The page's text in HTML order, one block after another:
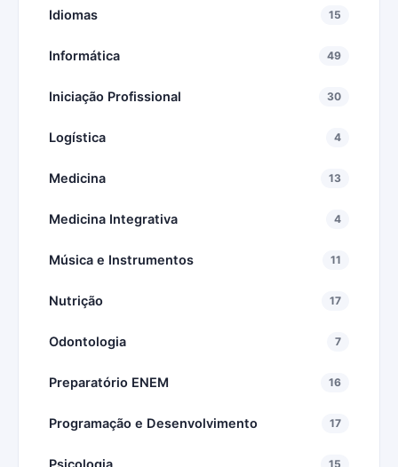
Idiomas 15
Informática 49
Iniciação Profissional 30
Logística 4
Medicina 13
Medicina Integrativa 4
Música e Instrumentos 11
Nutrição 17
Odontologia 7
Preparatório ENEM 16
Programação e Desenvolvimento 17
15